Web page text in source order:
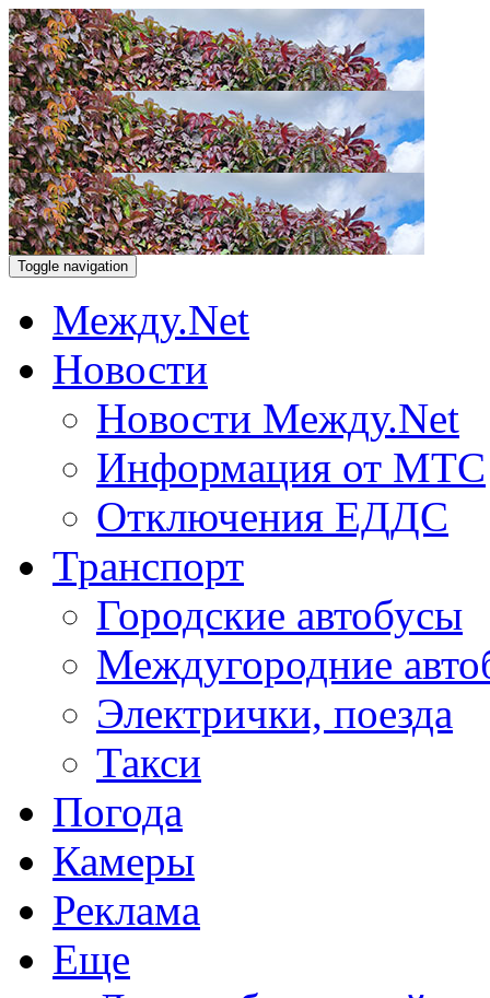
Toggle navigation
Между.Net
Новости
Новости Между.Net
Информация от МТС
Отключения ЕДДС
Транспорт
Городские автобусы
Междугородние
Электрички, поезда
Такси
Погода
Камеры
Реклама
Еще